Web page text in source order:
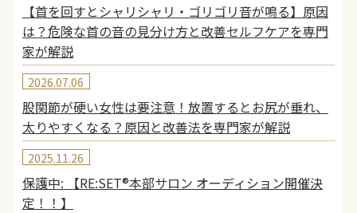
【首を回すとシャリシャリ・ゴリゴリ音が鳴る】原因
は？危険な首の音の見分け方と改善セルフケアを専門
家が解説
股関節が硬い女性は要注意！放置するとお尻が垂れ、
太りやすくなる？原因と改善法を専門家が解説
2026.07.06
保護中: 【RE:SET®︎本部サロン オーディション開催決
定！！】
2025.11.26